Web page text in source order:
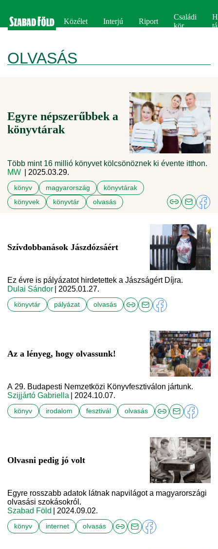
Közélet Interjú Riport
Családi
kör
OLVASÁS
Egyre népszerűbbek a
könyvtárak
Több mint 16 millió könyvet kölcsönöznek ki évente itthon.
MW
| 2025.03.29.
könyv magyarország
könyvtárak
könyvek
könyvtár olvasás
Szívdobbanások Jászdózsáért
Ez évre is pályázatot hirdetettek a Jászságért Díjra.
Dulai Sándor
| 2025.01.27.
könyvtár pályázat olvasás
Az a lényeg, hogy olvassunk!
A 29. Budapesti Nemzetközi Könyvfesztiválon jártunk.
Szijjártó Gabriella
| 2024.10.07.
könyv irodalom fesztivál olvasás
Olvasni pedig jó volt
Egyre rosszabb adatok látnak napvilágot a magyarországi
olvasási szokásokról.
Szabad Föld
| 2024.09.02.
könyv internet olvasás